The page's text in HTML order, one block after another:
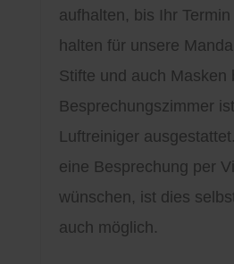
aufhalten, bis Ihr
halten für unsere
Stifte und auch Masken
Besprechungszimmer
Luftreiniger
eine Besprechung per
wünschen, ist dies
auch möglich.